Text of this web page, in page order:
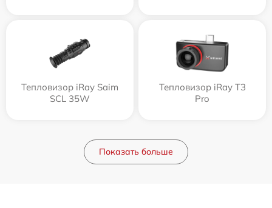
Тепловизор iRay Saim
SCL 35W
Тепловизор iRay T3
Pro
Показать больше